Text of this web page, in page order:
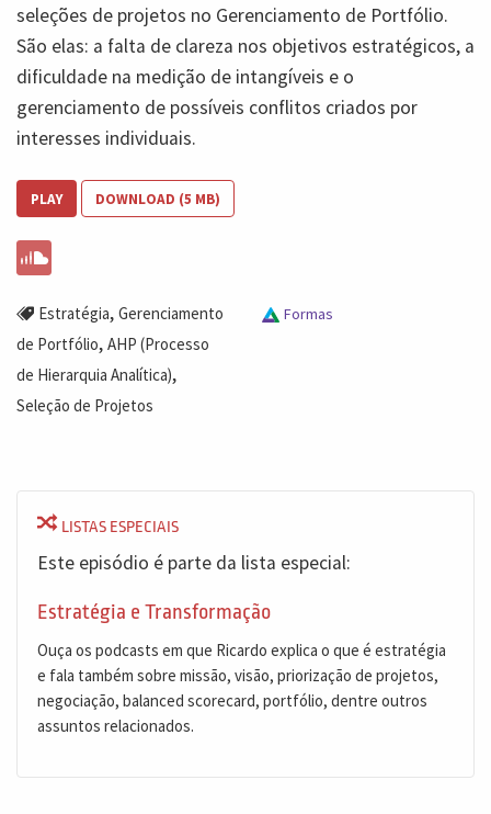
seleções de projetos no Gerenciamento de Portfólio.
São elas: a falta de clareza nos objetivos estratégicos, a
dificuldade na medição de intangíveis e o
gerenciamento de possíveis conflitos criados por
interesses individuais.
PLAY DOWNLOAD (5 MB)
Estratégia, Gerenciamento
de Portfólio, AHP (Processo
de Hierarquia Analítica),
Seleção de Projetos
Formas
LISTAS ESPECIAIS
Este episódio é parte da lista especial:
Estratégia e Transformação
Ouça os podcasts em que Ricardo explica o que é estratégia
e fala também sobre missão, visão, priorização de projetos,
negociação, balanced scorecard, portfólio, dentre outros
assuntos relacionados.